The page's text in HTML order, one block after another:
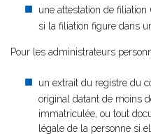
une attestation de
si la filiation figure dans
Pour les administrateurs
un extrait du registre du
original datant de moins
immatriculée, ou tout
légale de la personne si